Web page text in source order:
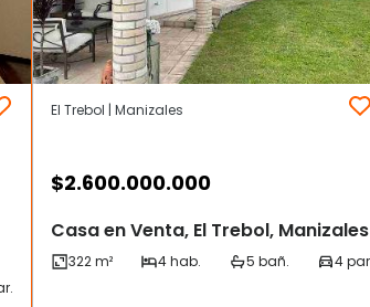
El Trebol | Manizales
$2.600.000.000
Casa en Venta, El Trebol, Manizales